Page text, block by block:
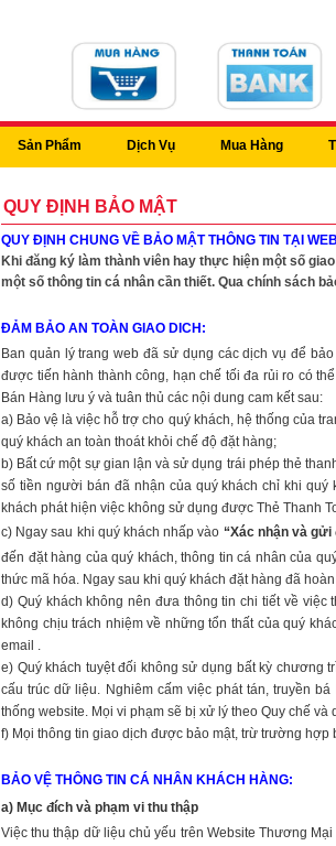
Sản Phẩm Dịch Vụ Mua Hàng
QUY ĐỊNH BẢO MẬT
QUY ĐỊNH CHUNG VỀ BẢO MẬT THÔNG TIN TẠI
Khi đăng ký làm thành viên hay thực hiện một số
một số thông tin cá nhân cần thiết. Qua chính sách
ĐẢM BẢO AN TOÀN GIAO DICH:
Ban quản lý trang web đã sử dụng các dịch vụ để
được tiến hành thành công, hạn chế tối đa rủi ro có
Bán Hàng lưu ý và tuân thủ các nội dung cam kết sau:
a) Bảo vệ là việc hỗ trợ cho quý khách, hệ thống của
quý khách an toàn thoát khỏi chế độ đặt hàng;
b) Bất cứ một sự gian lận và sử dụng trái phép thẻ
số tiền người bán đã nhận của quý khách chỉ khi
khách phát hiện việc không sử dụng được Thẻ Thanh
c) Ngay sau khi quý khách nhấp vào “Xác nhận và
đến đặt hàng của quý khách, thông tin cá nhân của
thức mã hóa. Ngay sau khi quý khách đặt hàng đã
d) Quý khách không nên đưa thông tin chi tiết về
không chịu trách nhiệm về những tổn thất của quý
email .
e) Quý khách tuyệt đối không sử dụng bất kỳ chương
cấu trúc dữ liệu. Nghiêm cấm việc phát tán, truyền
thống website. Mọi vi phạm sẽ bị xử lý theo Quy chế và
f) Mọi thông tin giao dịch được bảo mật, trừ trường
BẢO VỆ THÔNG TIN CÁ NHÂN KHÁCH HÀNG:
a) Mục đích và phạm vi thu thập
Việc thu thập dữ liệu chủ yếu trên Website Thương